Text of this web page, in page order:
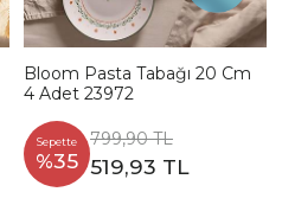
Bloom Pasta Tabağı 20 Cm
4 Adet 23972
Sepette
%35
799,90 TL
519,93 TL